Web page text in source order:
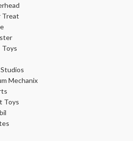
Treat
Toys
Mechanix
Toys